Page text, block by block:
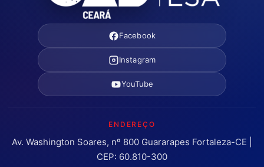
Facebook
Instagram
YouTube
ENDEREÇO
Av. Washington Soares, nº 800 Guararapes Fortaleza-CE |
CEP: 60.810-300